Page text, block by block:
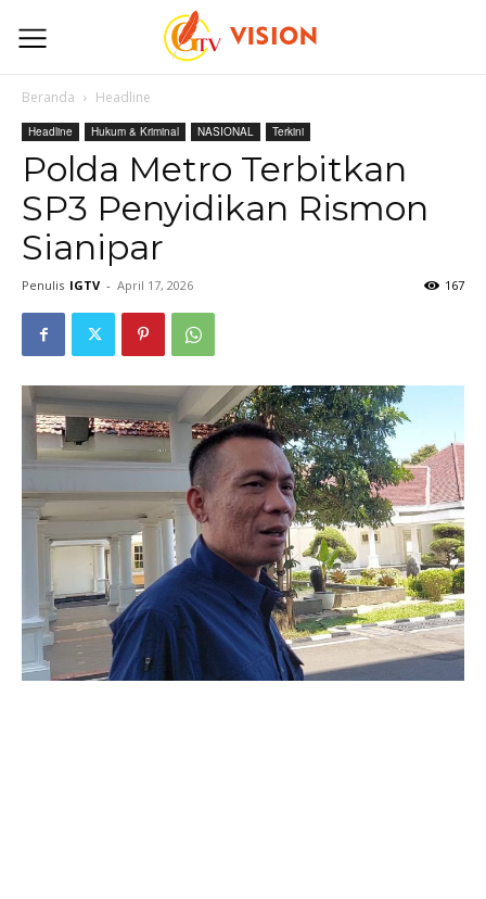
Beranda Headline
Headline Hukum & Kriminal NASIONAL Terkini
Polda Metro Terbitkan
SP3 Penyidikan Rismon
Sianipar
Penulis IGTV - April 17, 2026 167